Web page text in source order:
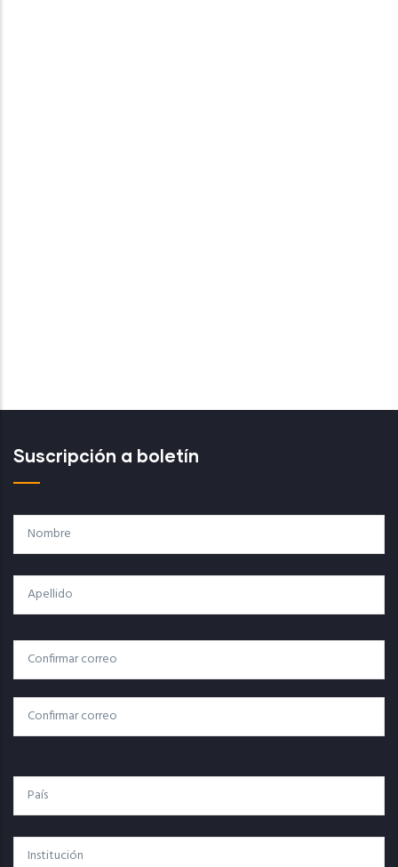
Suscripción a boletín
Nombre
Apellido
Correo
Electrónico
Correo Electrónico
Confirmar Correo
País
Institución